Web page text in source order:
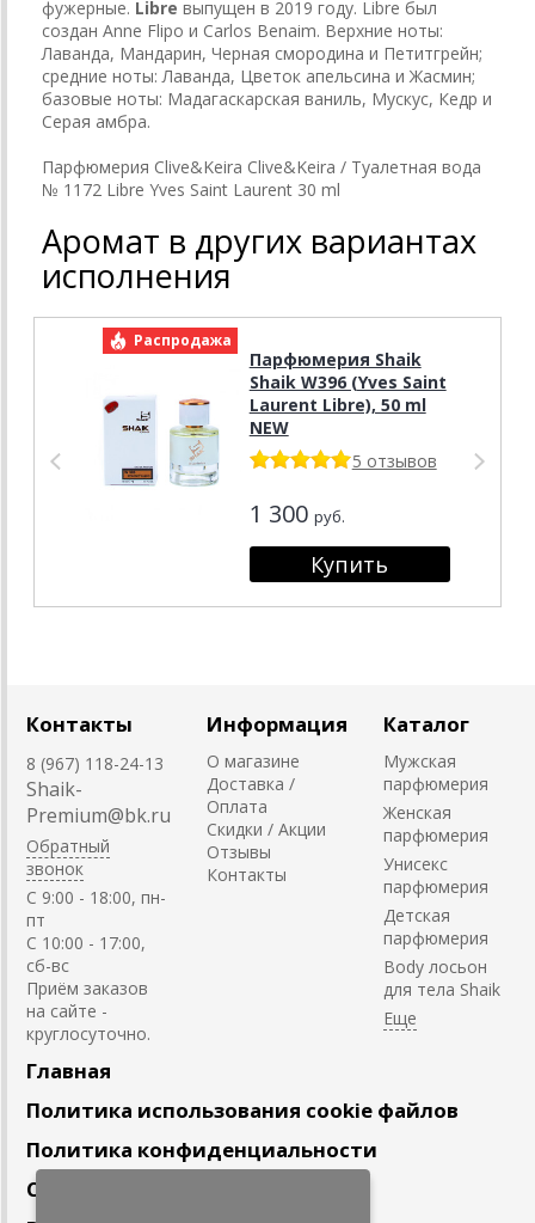
фужерные. Libre выпущен в 2019 году. Libre был
создан Anne Flipo и Carlos Benaim. Верхние ноты:
Лаванда, Мандарин, Черная смородина и Петитгрейн;
средние ноты: Лаванда, Цветок апельсина и Жасмин;
базовые ноты: Мадагаскарская ваниль, Мускус, Кедр и
Серая амбра.
Парфюмерия Clive&Keira Clive&Keira / Туалетная вода
№ 1172 Libre Yves Saint Laurent 30 ml
Аромат в других вариантах
исполнения
Распродажа
Парфюмерия Shaik
Shaik W396 (Yves Saint
Laurent Libre), 50 ml
NEW
5 отзывов
1 300 руб.
Контакты
8 (967) 118-24-13
Shaik-
Premium@bk.ru
Обратный
звонок
C 9:00 - 18:00, пн-
пт
С 10:00 - 17:00,
сб-вс
Приём заказов
на сайте -
круглосуточно.
Информация
О магазине
Доставка /
Оплата
Скидки / Акции
Отзывы
Контакты
Каталог
Мужская
парфюмерия
Женская
парфюмерия
Унисекс
парфюмерия
Детская
парфюмерия
Body лосьон
для тела Shaik
Главная
Политика использования cookie файлов
Политика конфиденциальности
Сотрудничество